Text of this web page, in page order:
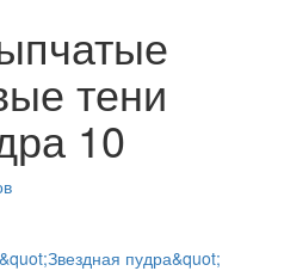
тени
10
пудра&quot;